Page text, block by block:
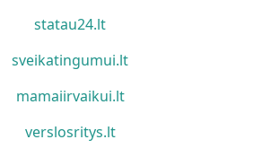
statau24.lt
sveikatingumui.lt
mamaiirvaikui.lt
verslosritys.lt